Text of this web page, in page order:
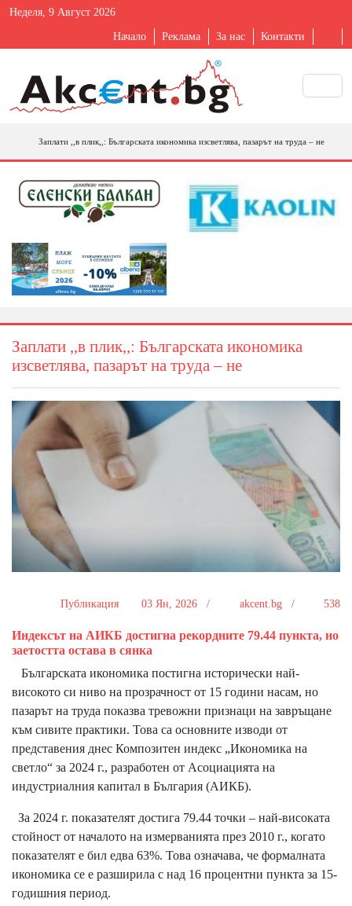
Неделя, 9 Август 2026
Начало Реклама За нас Контакти
Заплати ,,в плик,,: Българската икономика изсветлява, пазарът на труда – не
Заплати ,,в плик,,: Българската икономика
изсветлява, пазарът на труда – не
Публикация 03 Ян, 2026 / akcent.bg / 538
Индексът на АИКБ достигна рекордните 79.44 пункта, но
заетостта остава в сянка
Българската икономика постигна исторически най-
високото си ниво на прозрачност от 15 години насам, но
пазарът на труда показва тревожни признаци на завръщане
към сивите практики. Това са основните изводи от
представения днес Композитен индекс „Икономика на
светло“ за 2024 г., разработен от Асоциацията на
индустриалния капитал в България (АИКБ).
За 2024 г. показателят достига 79.44 точки – най-високата
стойност от началото на измерванията през 2010 г., когато
показателят е бил едва 63%. Това означава, че формалната
икономика се е разширила с над 16 процентни пункта за 15-
годишния период.